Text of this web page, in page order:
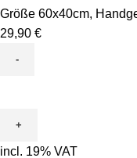
Größe 60x40cm,
29,90 €
Ausmalen
-
incl. 19% VAT